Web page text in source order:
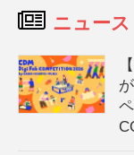
ニュース